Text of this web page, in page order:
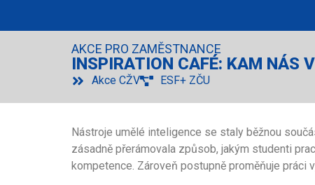
AKCE PRO ZAMĚSTNANCE
INSPIRATION CAFÉ: KAM NÁS
Akce CŽV ESF+ ZČU
Nástroje umělé inteligence se staly běžnou
zásadně přerámovala způsob, jakým studenti
kompetence. Zároveň postupně proměňuje práci